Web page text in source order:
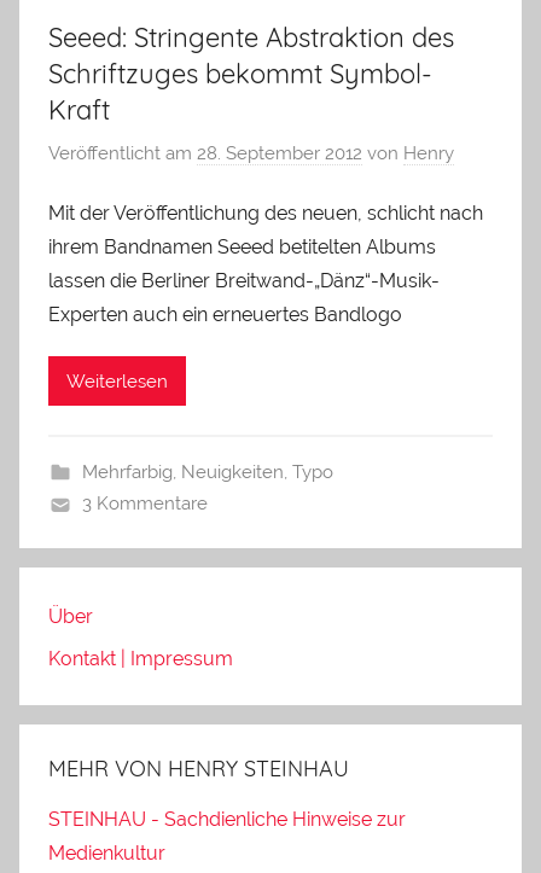
Seeed: Stringente Abstraktion des
Schriftzuges bekommt Symbol-
Kraft
Veröffentlicht am 28. September 2012 von Henry
Mit der Veröffentlichung des neuen, schlicht nach
ihrem Bandnamen Seeed betitelten Albums
lassen die Berliner Breitwand-„Dänz“-Musik-
Experten auch ein erneuertes Bandlogo
Weiterlesen
Mehrfarbig, Neuigkeiten, Typo
3 Kommentare
Über
Kontakt | Impressum
MEHR VON HENRY STEINHAU
STEINHAU - Sachdienliche Hinweise zur
Medienkultur